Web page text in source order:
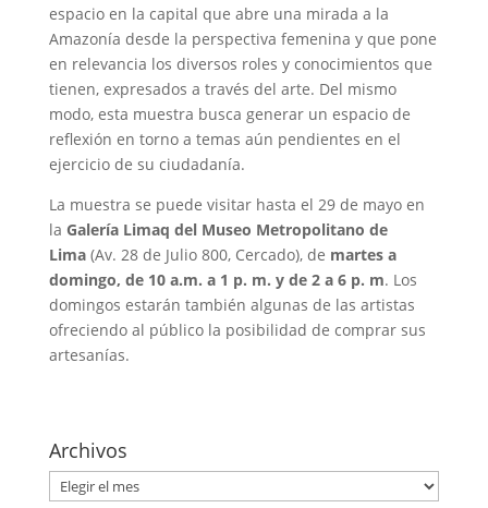
espacio en la capital que abre una mirada a la
Amazonía desde la perspectiva femenina y que pone
en relevancia los diversos roles y conocimientos que
tienen, expresados a través del arte. Del mismo
modo, esta muestra busca generar un espacio de
reflexión en torno a temas aún pendientes en el
ejercicio de su ciudadanía.
La muestra se puede visitar hasta el 29 de mayo en
la Galería Limaq del Museo Metropolitano de
Lima (Av. 28 de Julio 800, Cercado), de martes a
domingo, de 10 a.m. a 1 p. m. y de 2 a 6 p. m. Los
domingos estarán también algunas de las artistas
ofreciendo al público la posibilidad de comprar sus
artesanías.
Archivos
Archivos